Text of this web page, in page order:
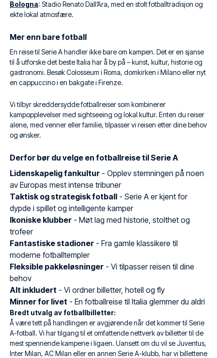
Bologna: Stadio Renato Dall’Ara, med en stolt fotballtradisjon og
ekte lokal atmosfære.
Mer enn bare fotball
En reise til Serie A handler ikke bare om kampen. Det er en sjanse
til å utforske det beste Italia har å by på – kunst, kultur, historie og
gastronomi. Besøk Colosseum i Roma, domkirken i Milano eller nyt
en cappuccino i en bakgate i Firenze.
Vi tilbyr skreddersydde fotballreiser som kombinerer
kampopplevelser med sightseeing og lokal kultur. Enten du reiser
alene, med venner eller familie, tilpasser vi reisen etter dine behov
og ønsker.
Derfor bør du velge en fotballreise til Serie A
Lidenskapelig fankultur - Opplev stemningen på noen
av Europas mest intense tribuner
Taktisk og strategisk fotball - Serie A er kjent for
dypde i spillet og intelligente kamper
Ikoniske klubber - Møt lag med historie, stolthet og
trofeer
Fantastiske stadioner - Fra gamle klassikere til
moderne fotballtempler
Fleksible pakkeløsninger - Vi tilpasser reisen til dine
behov
Alt inkludert - Vi ordner billetter, hotell og fly
Minner for livet - En fotballreise til Italia glemmer du aldri
Bredt utvalg av fotballbilletter:
Å være tett på handlingen er avgjørende når det kommer til Serie
A-fotball. Vi har tilgang til et omfattende nettverk av billetter til de
mest spennende kampene i ligaen. Uansett om du vil se Juventus,
Inter Milan, AC Milan eller en annen Serie A-klubb, har vi billettene